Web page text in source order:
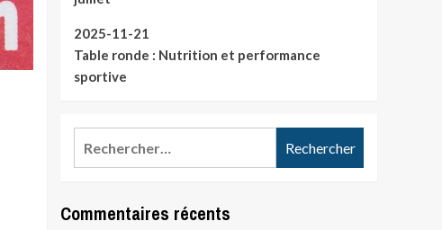
2025-11-21
Table ronde : Nutrition et performance
sportive
Commentaires récents